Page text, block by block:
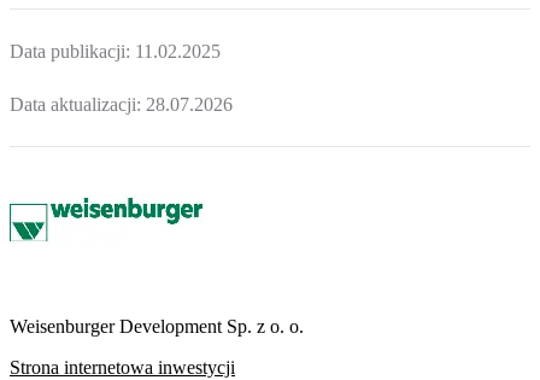
Data publikacji: 11.02.2025
Data aktualizacji: 28.07.2026
Weisenburger Development Sp. z o. o.
Strona internetowa inwestycji